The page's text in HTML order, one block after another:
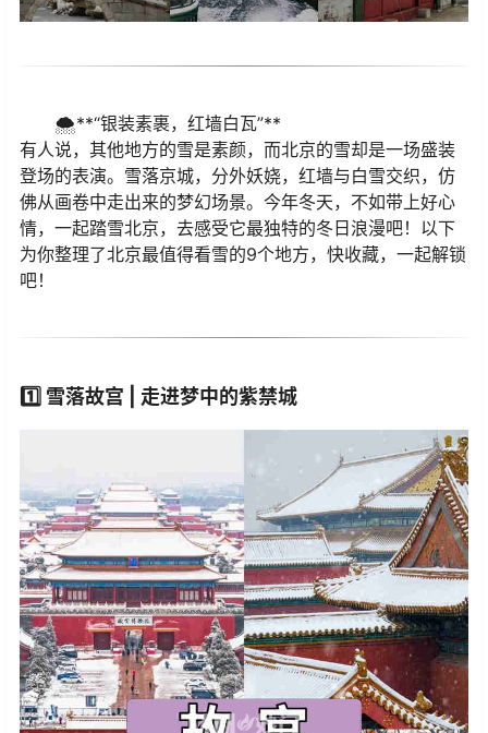
🌨️**“银装素裹，红墙白瓦”**
有人说，其他地方的雪是素颜，而北京的雪却是一场盛装
登场的表演。雪落京城，分外妖娆，红墙与白雪交织，仿
佛从画卷中走出来的梦幻场景。今年冬天，不如带上好心
情，一起踏雪北京，去感受它最独特的冬日浪漫吧！以下
为你整理了北京最值得看雪的9个地方，快收藏，一起解锁
吧！
1️⃣ 雪落故宫 | 走进梦中的紫禁城